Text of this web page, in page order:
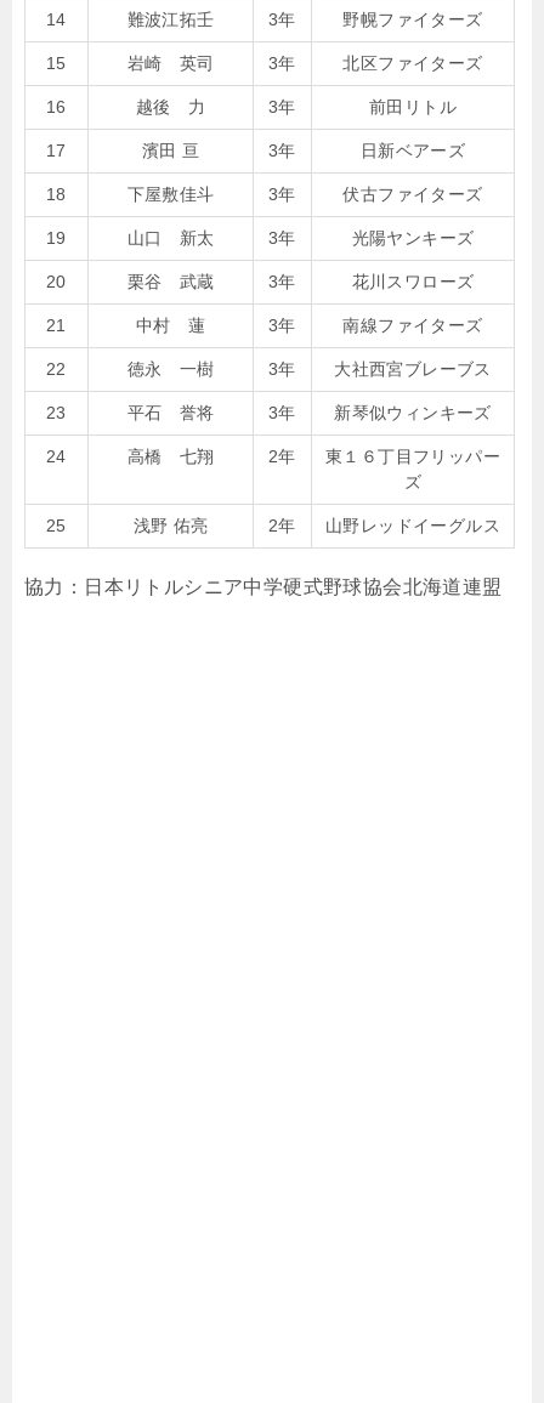
14 難波江拓壬 3年 野幌ファイターズ
15 岩崎 英司 3年 北区ファイターズ
16 越後 力 3年 前田リトル
17 濱田 亘 3年 日新ベアーズ
18 下屋敷佳斗 3年 伏古ファイターズ
19 山口 新太 3年 光陽ヤンキーズ
20 栗谷 武蔵 3年 花川スワローズ
21 中村 蓮 3年 南線ファイターズ
22 徳永 一樹 3年 大社西宮ブレーブス
23 平石 誉将 3年 新琴似ウィンキーズ
24 高橋 七翔 2年
東１６丁目フリッパー
ズ
25 浅野 佑亮 2年 山野レッドイーグルス
協力：日本リトルシニア中学硬式野球協会北海道連盟